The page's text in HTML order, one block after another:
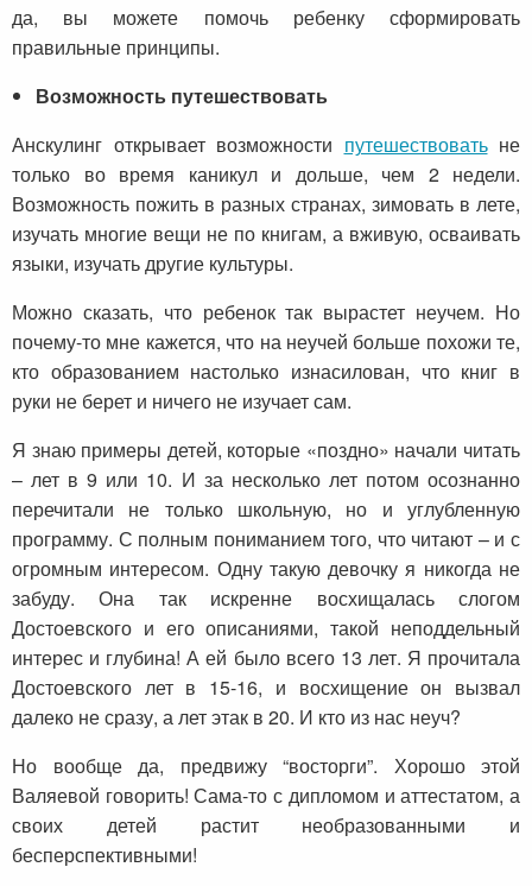
да, вы можете помочь ребенку сформировать
правильные принципы.
Возможность путешествовать
Анскулинг открывает возможности путешествоватьне
только во время каникул и дольше, чем 2 недели.
Возможность пожить в разных странах, зимовать в лете,
изучать многие вещи не по книгам, а вживую, осваивать
языки, изучать другие культуры.
Можно сказать, что ребенок так вырастет неучем. Но
почему-то мне кажется, что на неучей больше похожи те,
кто образованием настолько изнасилован, что книг в
руки не берет и ничего не изучает сам.
Я знаю примеры детей, которые «поздно» начали читать
– лет в 9 или 10. И за несколько лет потом осознанно
перечитали не только школьную, но и углубленную
программу. С полным пониманием того, что читают – и с
огромным интересом. Одну такую девочку я никогда не
забуду. Она так искренне восхищалась слогом
Достоевского и его описаниями, такой неподдельный
интерес и глубина! А ей было всего 13 лет. Я прочитала
Достоевского лет в 15-16, и восхищение он вызвал
далеко не сразу, а лет этак в 20. И кто из нас неуч?
Но вообще да, предвижу “восторги”. Хорошо этой
Валяевой говорить! Сама-то с дипломом и аттестатом, а
своих детей растит необразованными и
бесперспективными!